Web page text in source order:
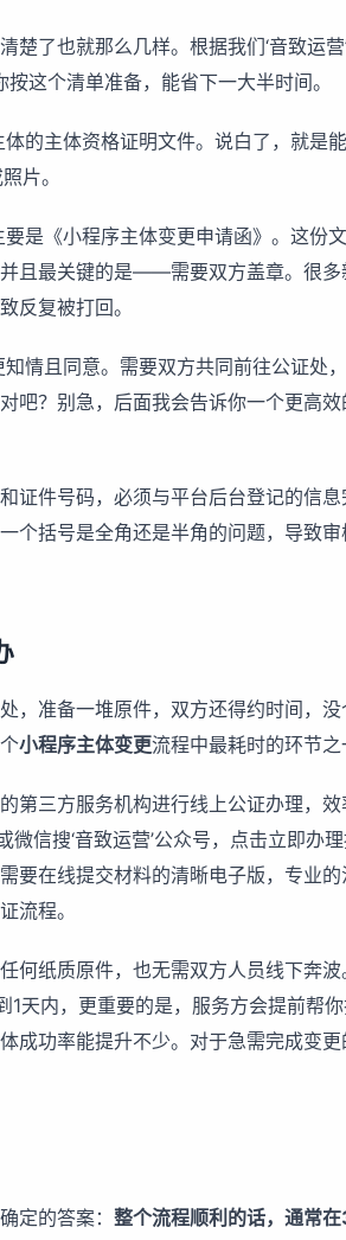
了也就那么几样。根据我们‘音致运营
这个清单准备，能省下一大半时间。
的主体资格证明文件。说白了，就是
片。
是《小程序主体变更申请函》。这份
且最关键的是——需要双方盖章。很多
反复被打回。
情且同意。需要双方共同前往公证处
吧？别急，后面我会告诉你一个更高
证件号码，必须与平台后台登记的信
个括号是全角还是半角的问题，导致
，准备一堆原件，双方还得约时间，没
小程序主体变更流程中最耗时的环节之
第三方服务机构进行线上公证办理，效
信搜‘音致运营’公众号，点击立即办理
要在线提交材料的清晰电子版，专业的
流程。
何纸质原件，也无需双方人员线下奔波
天内，更重要的是，服务方会提前帮
成功率能提升不少。对于急需完成变更
定的答案： 整个流程顺利的话，通常